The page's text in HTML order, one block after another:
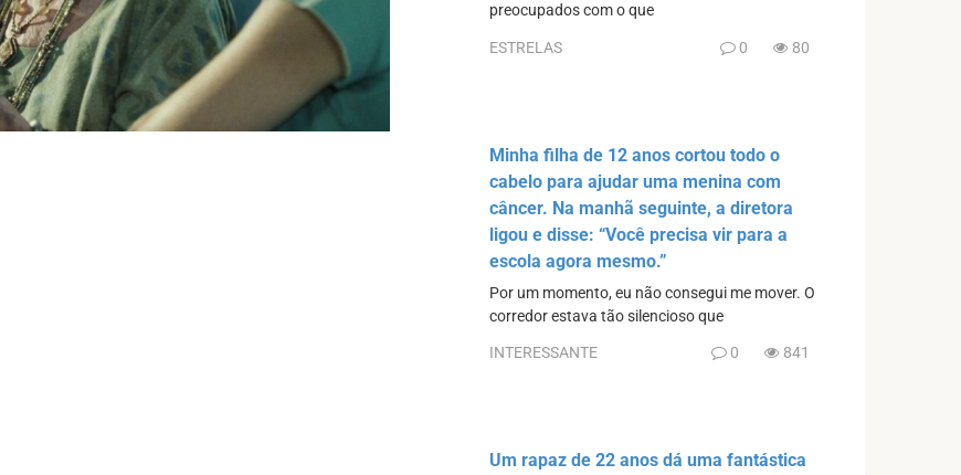
preocupados com o que
ESTRELAS 0 80
Minha filha de 12 anos cortou todo o
cabelo para ajudar uma menina com
câncer. Na manhã seguinte, a diretora
ligou e disse: “Você precisa vir para a
escola agora mesmo.”
Por um momento, eu não consegui me mover. O
corredor estava tão silencioso que
INTERESSANTE 0 841
Um rapaz de 22 anos dá uma fantástica